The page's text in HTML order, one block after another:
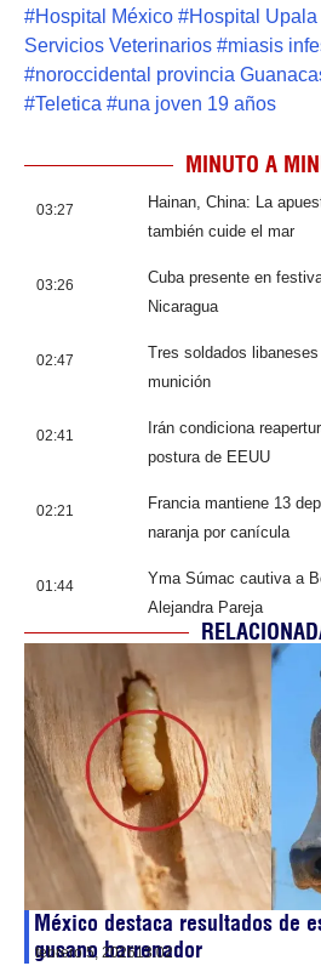
#Hospital México #Hospital Upala
Servicios Veterinarios #miasis
#noroccidental provincia
#Teletica #una joven 19 años
MINUTO A
03:27
Hainan, China: La
también cuide el mar
03:26
Cuba presente en
Nicaragua
02:47
Tres soldados
munición
02:41
Irán condiciona
postura de EEUU
02:21
Francia mantiene 13
naranja por canícula
01:44
Yma Súmac cautiva a
Alejandra Pareja
México destaca resultados de
gusano barrenador
febrero 5, 202613:02